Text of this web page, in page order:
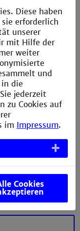
was viele
das meiste auf
Grundlagen,
ist gerade
wie dem
zu helfen wo es
dieser Branche
meinen
innerhalb des
fehlt.
Diese haben
erforderlich
unserer
mit Hilfe der
weiter
und
die
jederzeit
zu Cookies auf
im Impressum.
Cookies